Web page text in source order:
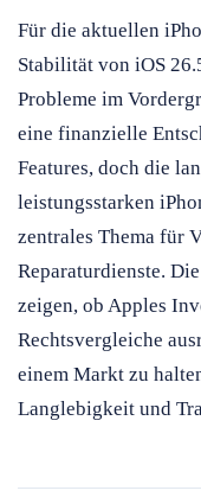
Für die aktuellen
Stabilität von iOS
Probleme im
eine finanzielle
Features, doch die
leistungsstarken
zentrales Thema für
Reparaturdienste.
zeigen, ob Apples
Rechtsvergleiche
einem Markt zu
Langlebigkeit und